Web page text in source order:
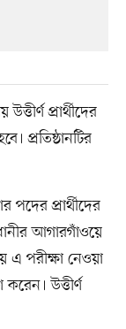
প্রার্থীদের
প্রতিষ্ঠানটির
পদের প্রার্থীদের
আগারগাঁওয়ে
এ পরীক্ষা নেওয়া
উত্তীর্ণ